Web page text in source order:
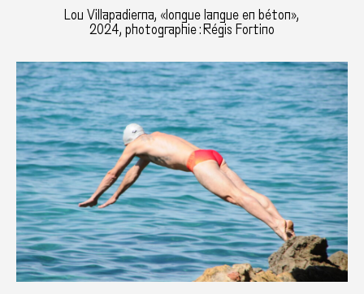
Lou Villapadierna, «longue langue en béton»,
2024, photographie : Régis Fortino